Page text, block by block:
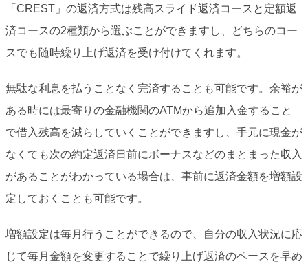
「CREST」の返済方式は残高スライド返済コースと定額返
済コースの2種類から選ぶことができますし、どちらのコー
スでも随時繰り上げ返済を受け付けてくれます。
無駄な利息を払うことなく完済することも可能です。余裕が
ある時には最寄りの金融機関のATMから追加入金すること
で借入残高を減らしていくことができますし、手元に現金が
なくても次の約定返済日前にボーナスなどのまとまった収入
があることがわかっている場合は、事前に返済金額を増額設
定しておくことも可能です。
増額設定は毎月行うことができるので、自分の収入状況に応
じて毎月金額を変更することで繰り上げ返済のペースを早め